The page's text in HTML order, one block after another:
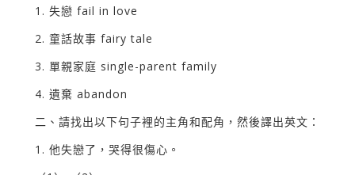
1. 失戀 fail in love
2. 童話故事 fairy tale
3. 單親家庭 single-parent family
4. 遺棄 abandon
二、請找出以下句子裡的主角和配角，然後譯出英文：
1. 他失戀了，哭得很傷心。